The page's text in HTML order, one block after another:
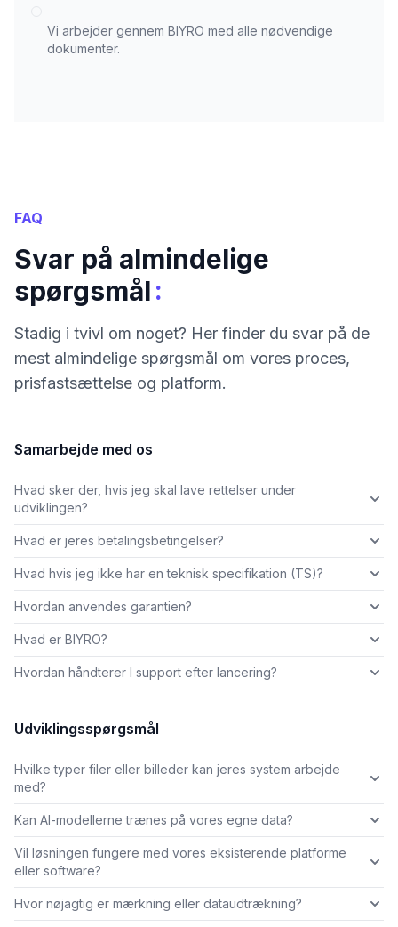
Vi arbejder gennem BIYRO med alle nødvendige
dokumenter.
FAQ
Svar på almindelige
spørgsmål:
Stadig i tvivl om noget? Her finder du svar på de
mest almindelige spørgsmål om vores proces,
prisfastsættelse og platform.
Samarbejde med os
Hvad sker der, hvis jeg skal lave rettelser under
udviklingen?
Hvad er jeres betalingsbetingelser?
Hvad hvis jeg ikke har en teknisk specifikation (TS)?
Hvordan anvendes garantien?
Hvad er BIYRO?
Hvordan håndterer I support efter lancering?
Udviklingsspørgsmål
Hvilke typer filer eller billeder kan jeres system arbejde
med?
Kan AI-modellerne trænes på vores egne data?
Vil løsningen fungere med vores eksisterende platforme
eller software?
Hvor nøjagtig er mærkning eller dataudtrækning?